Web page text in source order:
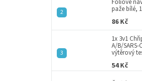
paže bílé,
86 Kč
1x 3v1
A/B/SARS-
výtěrový
54 Kč